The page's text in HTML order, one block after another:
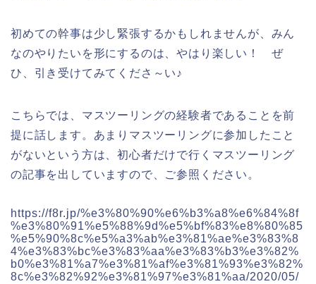
初めての幹事は少し緊張するかもしれませんが、みん
なのやりたいを形にするのは、やはり楽しい！ ぜ
ひ、引き受けてみてくださ～い♪
こちらでは、マスツーリングの経験者であることを前
提に話します。あまりマスツーリングに参加したこと
がないという方は、初心者だけで行くマスツーリング
の記事を出していますので、ご参照ください。
https://f8r.jp/%e3%80%90%e6%b3%a8%e6%84%8f
%e3%80%91%e5%88%9d%e5%bf%83%e8%80%85
%e5%90%8c%e5%a3%ab%e3%81%ae%e3%83%8
4%e3%83%bc%e3%83%aa%e3%83%b3%e3%82%
b0%e3%81%a7%e3%81%af%e3%81%93%e3%82%
8c%e3%82%92%e3%81%97%e3%81%aa/2020/05/